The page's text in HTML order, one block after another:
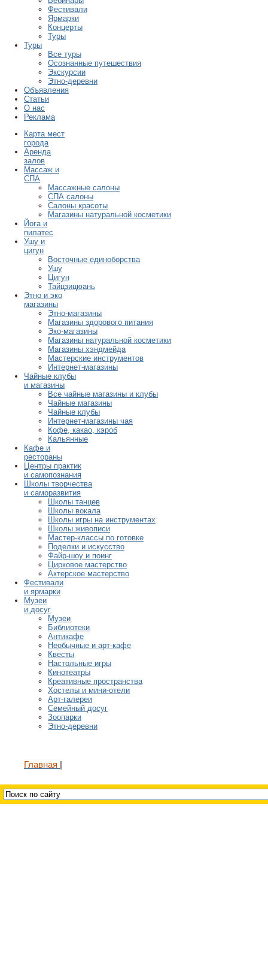
Фестивали
Ярмарки
Концерты
Туры
Туры
Все туры
Осознанные путешествия
Экскурсии
Этно-деревни
Объявления
Статьи
О нас
Реклама
Карта мест
города
Аренда
залов
Массаж и
СПА
Массажные салоны
СПА салоны
Салоны красоты
Магазины натуральной косметики
Йога и
пилатес
Ушу и
цигун
Восточные единоборства
Ушу
Цигун
Тайцзицюань
Этно и эко
магазины
Этно-магазины
Магазины здорового питания
Эко-магазины
Магазины натуральной косметики
Магазины хэндмейда
Мастерские инструментов
Интернет-магазины
Чайные клубы
и магазины
Все чайные магазины и клубы
Чайные магазины
Чайные клубы
Интернет-магазины чая
Кофе, какао, кэроб
Кальянные
Кафе и
рестораны
Центры практик
и самопознания
Школы творчества
и саморазвития
Школы танцев
Школы вокала
Школы игры на инструментах
Школы живописи
Мастер-классы по готовке
Поделки и искусство
Файр-шоу и поинг
Цирковое мастерство
Актерское мастерство
Фестивали
и ярмарки
Музеи
и досуг
Музеи
Библиотеки
Антикафе
Необычные и арт-кафе
Квесты
Настольные игры
Кинотеатры
Креативные пространства
Хостелы и мини-отели
Арт-галереи
Семейный досуг
Зоопарки
Этно-деревни
Главная